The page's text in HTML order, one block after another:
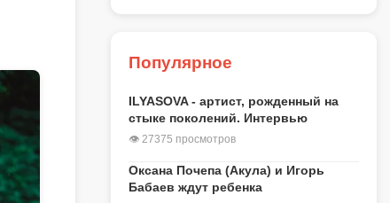
Популярное
ILYASOVA - артист, рожденный на
стыке поколений. Интервью
👁 27375 просмотров
Оксана Почепа (Акула) и Игорь
Бабаев ждут ребенка